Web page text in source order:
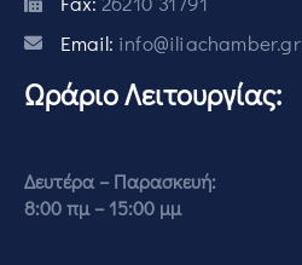
Email: info@iliachamber.gr
Ωράριο Λειτουργίας:
Δευτέρα – Παρασκευή:
8:00 πμ – 15:00 μμ